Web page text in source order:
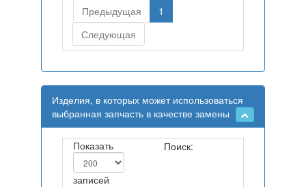
Предыдущая
1
Следующая
Изделия, в которых может использоваться
выбранная запчасть в качестве замены
Показать
записей
Поиск: